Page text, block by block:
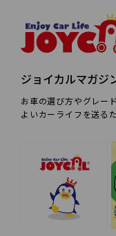
ジョイカルマガジ
お車の選び方やグレー
よいカーライフを送る